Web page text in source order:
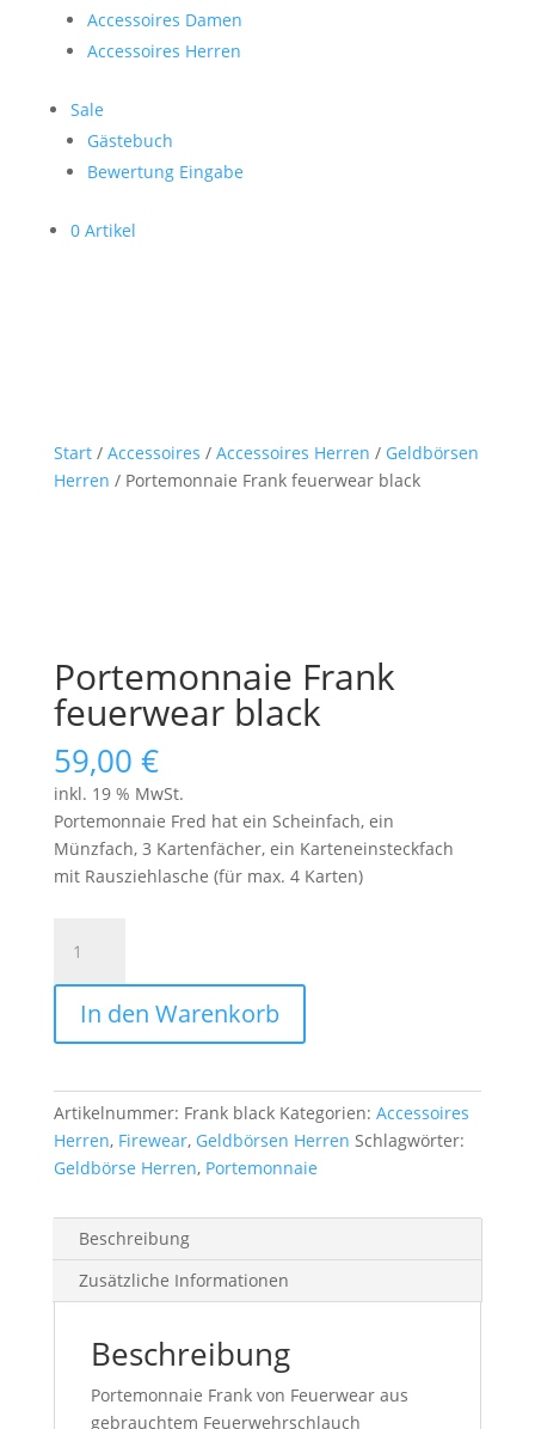
Accessoires Damen
Accessoires Herren
Sale
Gästebuch
Bewertung Eingabe
0 Artikel
Start/ Accessoires / Accessoires Herren / Geldbörsen
Herren / Portemonnaie Frank feuerwear black
Portemonnaie Frank
feuerwear black
59,00 €
inkl. 19 % MwSt.
Portemonnaie Fred hat ein Scheinfach, ein
Münzfach, 3 Kartenfächer, ein Karteneinsteckfach
mit Rausziehlasche (für max. 4 Karten)
Frank
feuerwear
black
Menge
In den Warenkorb
Artikelnummer: Frank black Kategorien: Accessoires
Herren, Firewear, Geldbörsen Herren Schlagwörter:
Geldbörse Herren, Portemonnaie
Beschreibung
Zusätzliche Informationen
Beschreibung
Portemonnaie Frank von Feuerwear aus
gebrauchtem Feuerwehrschlauch